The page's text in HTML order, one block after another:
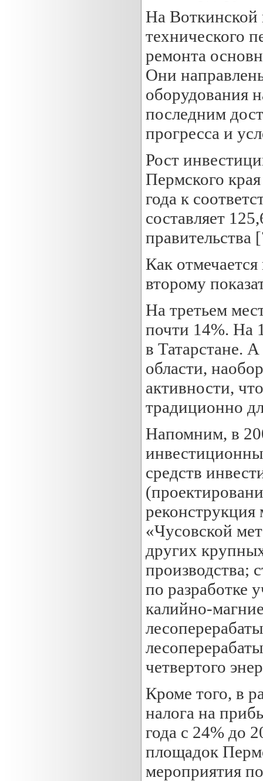
На
технического
ремонта
Они
оборудования
последним
прогресса и
Рост
Пермского
года к
составляет
правительства
Как
второму
На третьем
почти 14%. На
в Татарстане.
области,
активности,
традиционно
Напомним, в
средств
реконструкция
«Чусовской
других
производства;
по разработке
калийно-
четвертого
Кроме того, в
налога на
года с 24% до
площадок
мероприятия